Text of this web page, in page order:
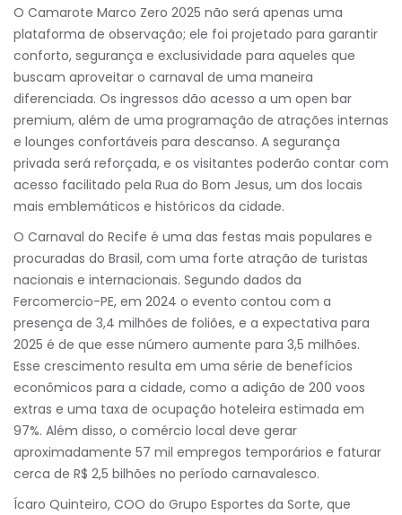
O Camarote Marco Zero 2025 não será apenas uma
plataforma de observação; ele foi projetado para garantir
conforto, segurança e exclusividade para aqueles que
buscam aproveitar o carnaval de uma maneira
diferenciada. Os ingressos dão acesso a um open bar
premium, além de uma programação de atrações internas
e lounges confortáveis para descanso. A segurança
privada será reforçada, e os visitantes poderão contar com
acesso facilitado pela Rua do Bom Jesus, um dos locais
mais emblemáticos e históricos da cidade.
O Carnaval do Recife é uma das festas mais populares e
procuradas do Brasil, com uma forte atração de turistas
nacionais e internacionais. Segundo dados da
Fercomercio-PE, em 2024 o evento contou com a
presença de 3,4 milhões de foliões, e a expectativa para
2025 é de que esse número aumente para 3,5 milhões.
Esse crescimento resulta em uma série de benefícios
econômicos para a cidade, como a adição de 200 voos
extras e uma taxa de ocupação hoteleira estimada em
97%. Além disso, o comércio local deve gerar
aproximadamente 57 mil empregos temporários e faturar
cerca de R$ 2,5 bilhões no período carnavalesco.
Ícaro Quinteiro, COO do Grupo Esportes da Sorte, que